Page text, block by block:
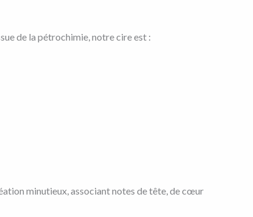
de la pétrochimie, notre cire est :
minutieux, associant notes de tête, de cœur